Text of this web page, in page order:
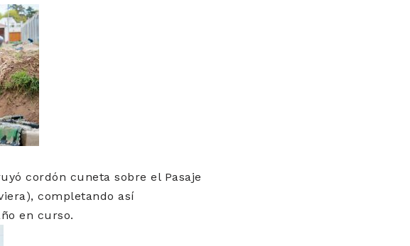
cordón cuneta sobre el Pasaje
completando así
en curso.